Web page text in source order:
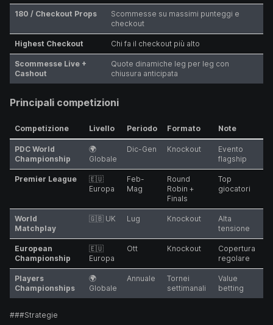
180 / Checkout Props
Scommesse su massimi punteggi e
checkout
Highest Checkout Chi fa il checkout più alto
Scommesse Live +
Cashout
Quote dinamiche leg per leg con
chiusura anticipata
Principali competizioni
Competizione Livello Periodo Formato Note
PDC World
Championship
🌍
Globale
Dic-Gen Knockout
Evento
flagship
Premier League
🇪🇺
Europa
Feb-
Mag
Round
Robin +
Finals
Top
giocatori
World
Matchplay
🇬🇧 UK Lug Knockout
Alta
tensione
European
Championship
🇪🇺
Europa
Ott Knockout
Copertura
regolare
Players
Championships
🌍
Globale
Annuale
Tornei
settimanali
Value
betting
###Strategie